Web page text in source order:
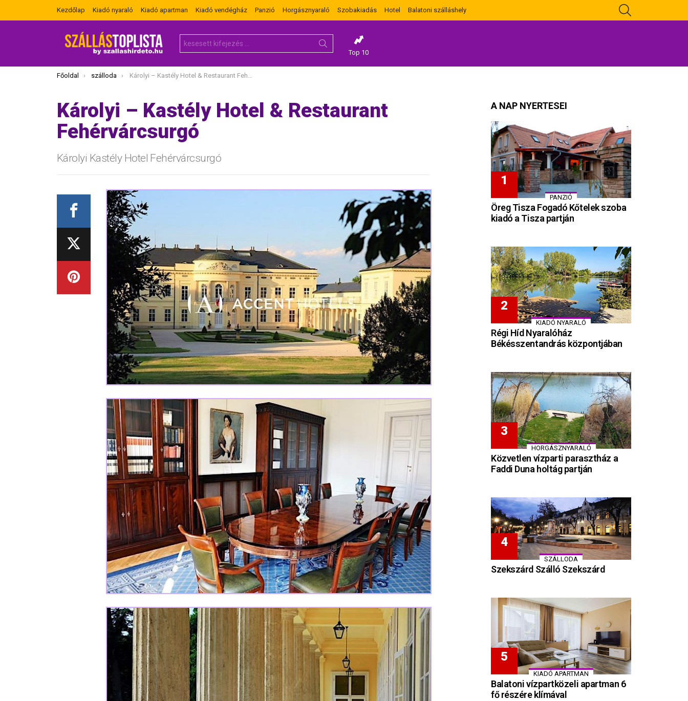
Kezdőlap Kiadó nyaraló Kiadó apartman Kiadó vendégház Panzió Horgásznyaraló Szobakiadás Hotel Balatoni szálláshely
for:
Top 10
Itt vagy most:
Főoldal szálloda Károlyi – Kastély Hotel & Restaurant Fehérvárcsurgó
Károlyi – Kastély Hotel & Restaurant
Fehérvárcsurgó
Károlyi Kastély Hotel Fehérvárcsurgó
A NAP NYERTESEI
PANZIÓ
Öreg Tisza Fogadó Kőtelek szoba
kiadó a Tisza partján
KIADÓ NYARALÓ
Régi Híd Nyaralóház
Békésszentandrás központjában
HORGÁSZNYARALÓ
Közvetlen vízparti parasztház a
Faddi Duna holtág partján
SZÁLLODA
Szekszárd Szálló Szekszárd
KIADÓ APARTMAN
Balatoni vízpartközeli apartman 6
fő részére klímával